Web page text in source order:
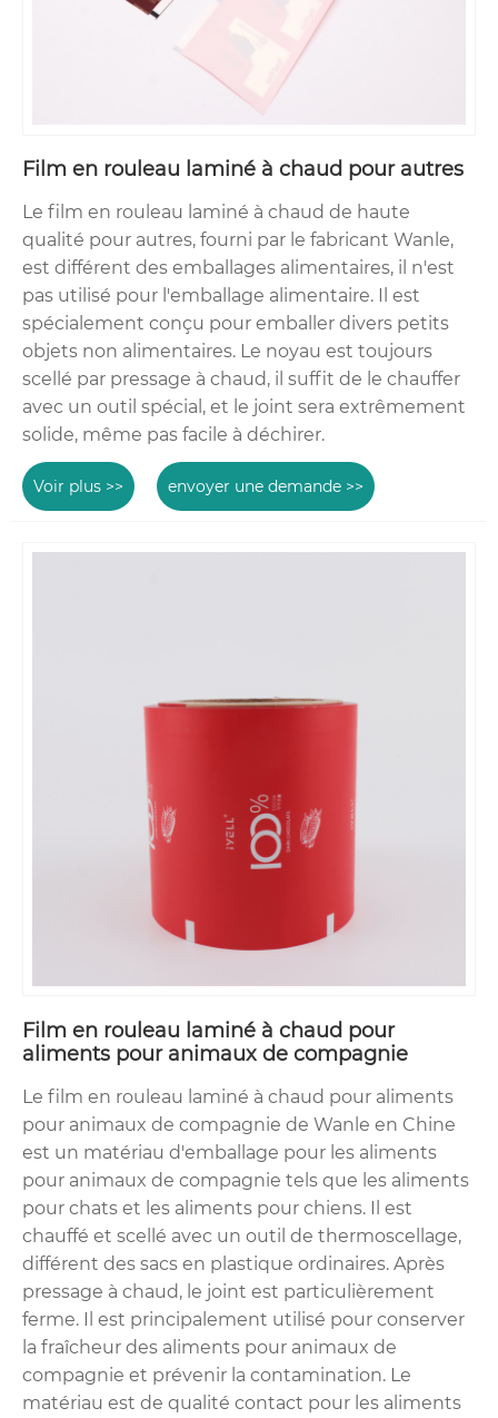
Film en rouleau laminé à chaud pour autres
Le film en rouleau laminé à chaud de haute
qualité pour autres, fourni par le fabricant Wanle,
est différent des emballages alimentaires, il n'est
pas utilisé pour l'emballage alimentaire. Il est
spécialement conçu pour emballer divers petits
objets non alimentaires. Le noyau est toujours
scellé par pressage à chaud, il suffit de le chauffer
avec un outil spécial, et le joint sera extrêmement
solide, même pas facile à déchirer.
Voir plus >> envoyer une demande >>
Film en rouleau laminé à chaud pour
aliments pour animaux de compagnie
Le film en rouleau laminé à chaud pour aliments
pour animaux de compagnie de Wanle en Chine
est un matériau d'emballage pour les aliments
pour animaux de compagnie tels que les aliments
pour chats et les aliments pour chiens. Il est
chauffé et scellé avec un outil de thermoscellage,
différent des sacs en plastique ordinaires. Après
pressage à chaud, le joint est particulièrement
ferme. Il est principalement utilisé pour conserver
la fraîcheur des aliments pour animaux de
compagnie et prévenir la contamination. Le
matériau est de qualité contact pour les aliments